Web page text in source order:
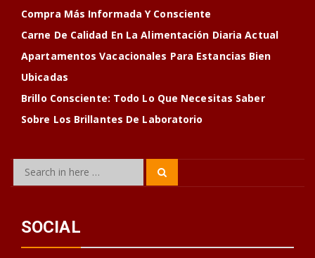
Compra Más Informada Y Consciente
Carne De Calidad En La Alimentación Diaria Actual
Apartamentos Vacacionales Para Estancias Bien
Ubicadas
Brillo Consciente: Todo Lo Que Necesitas Saber
Sobre Los Brillantes De Laboratorio
Search
SOCIAL